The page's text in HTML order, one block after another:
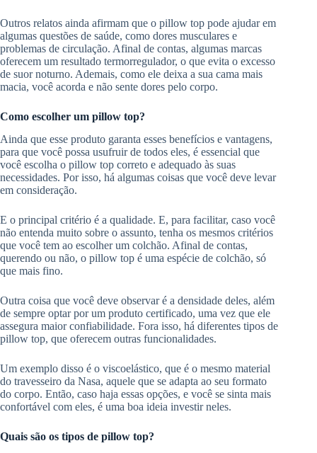
Outros relatos ainda afirmam que o pillow top pode ajudar em
algumas questões de saúde, como dores musculares e
problemas de circulação. Afinal de contas, algumas marcas
oferecem um resultado termorregulador, o que evita o excesso
de suor noturno. Ademais, como ele deixa a sua cama mais
macia, você acorda e não sente dores pelo corpo.
Como escolher um pillow top?
Ainda que esse produto garanta esses benefícios e vantagens,
para que você possa usufruir de todos eles, é essencial que
você escolha o pillow top correto e adequado às suas
necessidades. Por isso, há algumas coisas que você deve levar
em consideração.
E o principal critério é a qualidade. E, para facilitar, caso você
não entenda muito sobre o assunto, tenha os mesmos critérios
que você tem ao escolher um colchão. Afinal de contas,
querendo ou não, o pillow top é uma espécie de colchão, só
que mais fino.
Outra coisa que você deve observar é a densidade deles, além
de sempre optar por um produto certificado, uma vez que ele
assegura maior confiabilidade. Fora isso, há diferentes tipos de
pillow top, que oferecem outras funcionalidades.
Um exemplo disso é o viscoelástico, que é o mesmo material
do travesseiro da Nasa, aquele que se adapta ao seu formato
do corpo. Então, caso haja essas opções, e você se sinta mais
confortável com eles, é uma boa ideia investir neles.
Quais são os tipos de pillow top?